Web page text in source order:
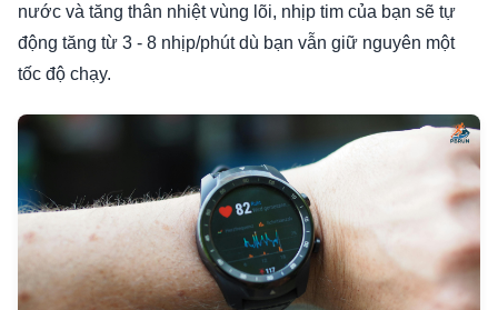
nước và tăng thân nhiệt vùng lõi, nhịp tim của bạn sẽ tự
động tăng từ 3 - 8 nhịp/phút dù bạn vẫn giữ nguyên một
tốc độ chạy.